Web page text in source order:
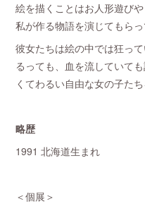
絵を描くことはお人形遊び
私が作る物語を演じてもらっ
彼女たちは絵の中では狂っ
るっても、血を流していて
くてわるい自由な女の子た
略歴
1991 北海道生まれ
＜個展＞